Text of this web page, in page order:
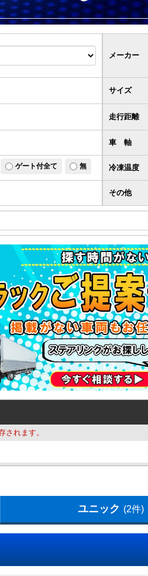
サイズ
メーカー
走行距離
車 軸
ゲート付全て 無 冷凍温度
その他
れます。
ユニック (2件)